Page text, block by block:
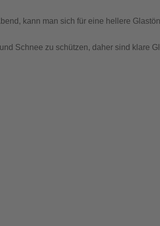
kann man sich für eine hellere
Schnee zu schützen, daher sind klare